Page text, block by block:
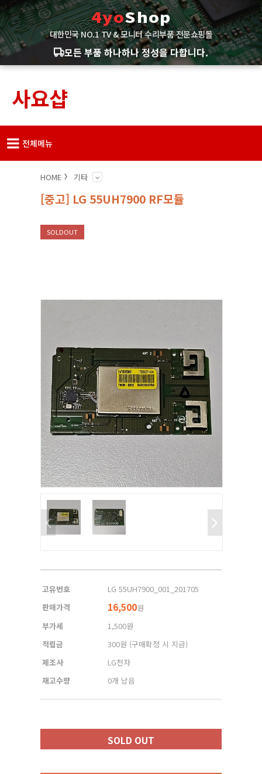
4yoShop
대한민국 NO.1 TV & 모니터 수리부품 전문쇼핑몰
모든 부품 하나하나 정성을 다합니다.
사요샵
전체메뉴
HOME 기타
[중고] LG 55UH7900 RF모듈
SOLDOUT
고유번호
LG 55UH7900_001_201705
판매가격
16,500원
부가세
1,500원
적립금
300원 (구매확정 시 지급)
제조사
LG전자
재고수량
0개 남음
SOLD OUT